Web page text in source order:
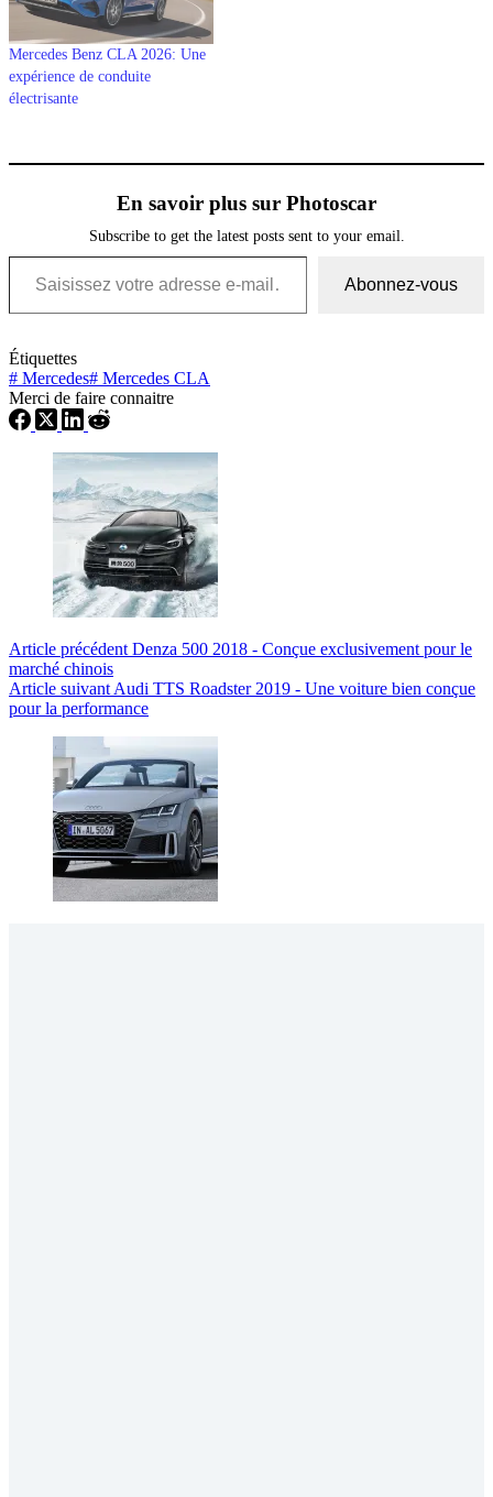
Mercedes Benz CLA 2026: Une
expérience de conduite
électrisante
En savoir plus sur Photoscar
Subscribe to get the latest posts sent to your email.
Saisissez votre adresse e-mail…
Abonnez-vous
Étiquettes
# Mercedes# Mercedes CLA
Merci de faire connaitre
Article précédent Denza 500 2018 - Conçue exclusivement pour le
marché chinois
Article suivant Audi TTS Roadster 2019 - Une voiture bien conçue
pour la performance